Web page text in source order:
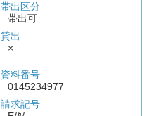
帯出区分
帯出可
貸出
×
資料番号
0145234977
請求記号